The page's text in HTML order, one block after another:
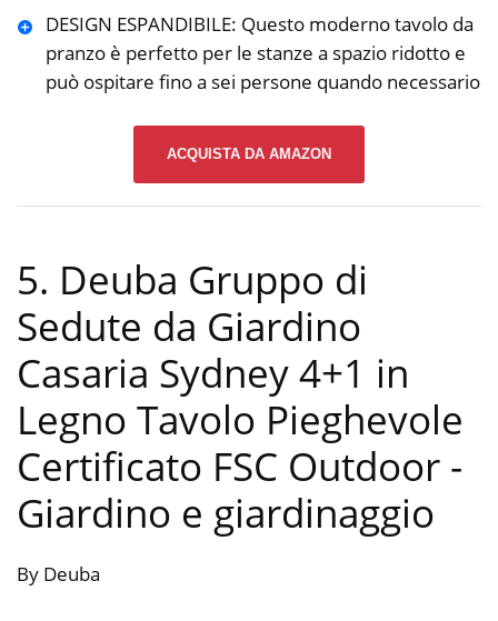
DESIGN ESPANDIBILE: Questo moderno tavolo da
pranzo è perfetto per le stanze a spazio ridotto e
può ospitare fino a sei persone quando necessario
ACQUISTA DA AMAZON
5. Deuba Gruppo di
Sedute da Giardino
Casaria Sydney 4+1 in
Legno Tavolo Pieghevole
Certificato FSC Outdoor -
Giardino e giardinaggio
By Deuba